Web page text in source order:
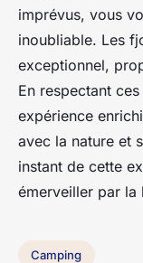
imprévus, vous
inoubliable. Les
exceptionnel,
En respectant
expérience
avec la nature et
instant de cette
émerveiller par la
Camping